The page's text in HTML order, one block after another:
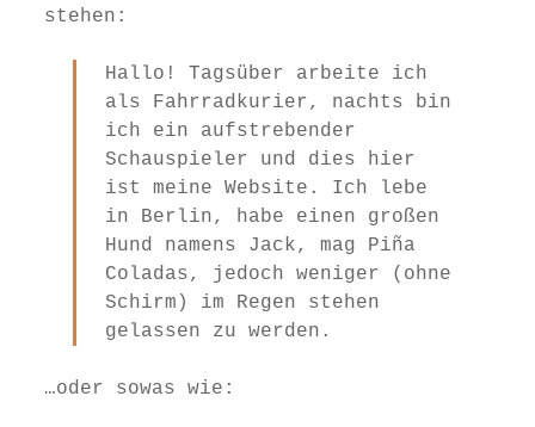
stehen:
Hallo! Tagsüber arbeite ich
als Fahrradkurier, nachts bin
ich ein aufstrebender
Schauspieler und dies hier
ist meine Website. Ich lebe
in Berlin, habe einen großen
Hund namens Jack, mag Piña
Coladas, jedoch weniger (ohne
Schirm) im Regen stehen
gelassen zu werden.
…oder sowas wie: